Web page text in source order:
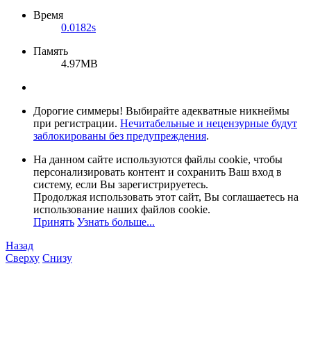
Время
0.0182s
Память
4.97MB
Дорогие симмеры! Выбирайте адекватные никнеймы
при регистрации. Нечитабельные и нецензурные будут
заблокированы без предупреждения.
На данном сайте используются файлы cookie, чтобы
персонализировать контент и сохранить Ваш вход в
систему, если Вы зарегистрируетесь.
Продолжая использовать этот сайт, Вы соглашаетесь на
использование наших файлов cookie.
Принять Узнать больше...
Назад
Сверху Снизу